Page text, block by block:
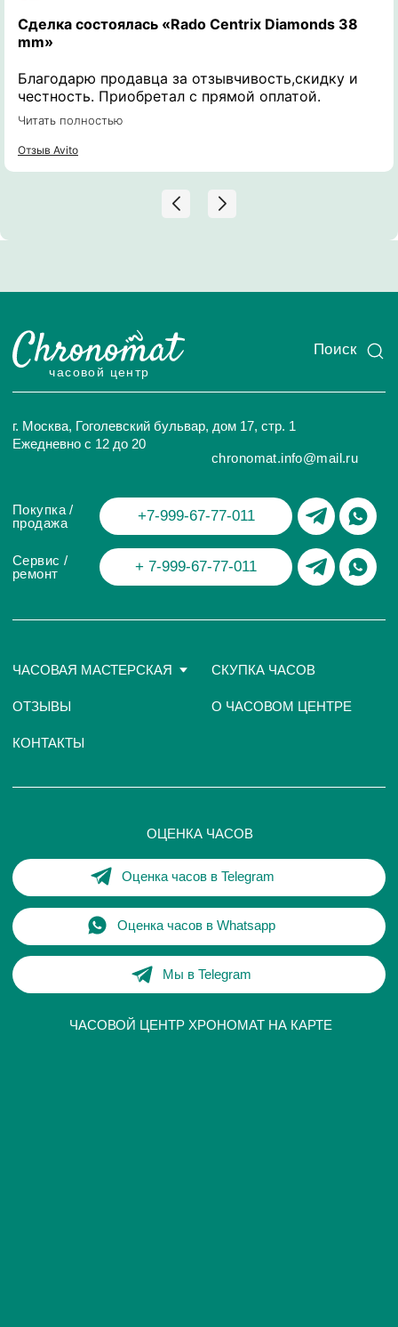
Сделка состоялась «Rado Centrix Diamonds 38
mm»
Благодарю продавца за отзывчивость,скидку и
честность. Приобретал с прямой оплатой.
Получил именно те часы о которых
интересовался и задавал вопросы. Рекомендую к
сотрудничеству!
Читать полностью
Отзыв Avito